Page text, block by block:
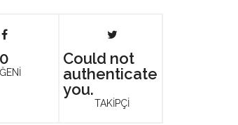
0
Could not
authenticate
you.
TAKİPÇİ